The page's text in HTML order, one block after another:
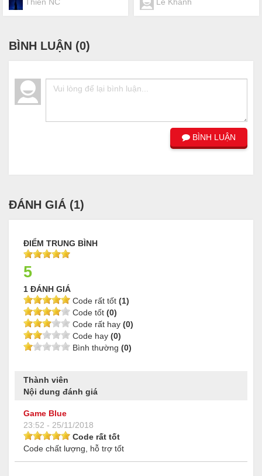
BÌNH LUẬN (0)
BÌNH LUẬN
ĐÁNH GIÁ (1)
ĐIỂM TRUNG BÌNH
5
1 ĐÁNH GIÁ
Code rất tốt (1)
Code tốt (0)
Code rất hay (0)
Code hay (0)
Bình thường (0)
Thành viên
Nội dung đánh giá
Game Blue
23:52 - 25/11/2018
Code rất tốt
Code chất lượng, hỗ trợ tốt